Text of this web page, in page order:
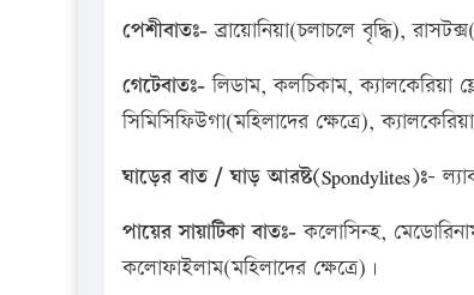
পেশীবাতঃ- ব্রায়োনিয়া(চলাচলে বৃদ্ধি),
গেটেবাতঃ- লিডাম, কলচিকাম, ক্যালকেরিয়া
সিমিসিফিউগা(মহিলাদের ক্ষেত্রে),
ঘাড়ের বাত / ঘাড় আরষ্ট(Spondylites)ঃ–
পায়ের সায়াটিকা বাতঃ- কলোসিন্হ,
কলোফাইলাম(মহিলাদের ক্ষেত্রে)।